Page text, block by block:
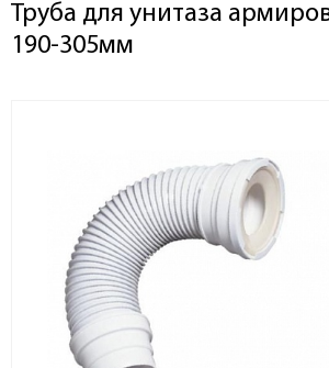
Труба для унитаза
190-305мм